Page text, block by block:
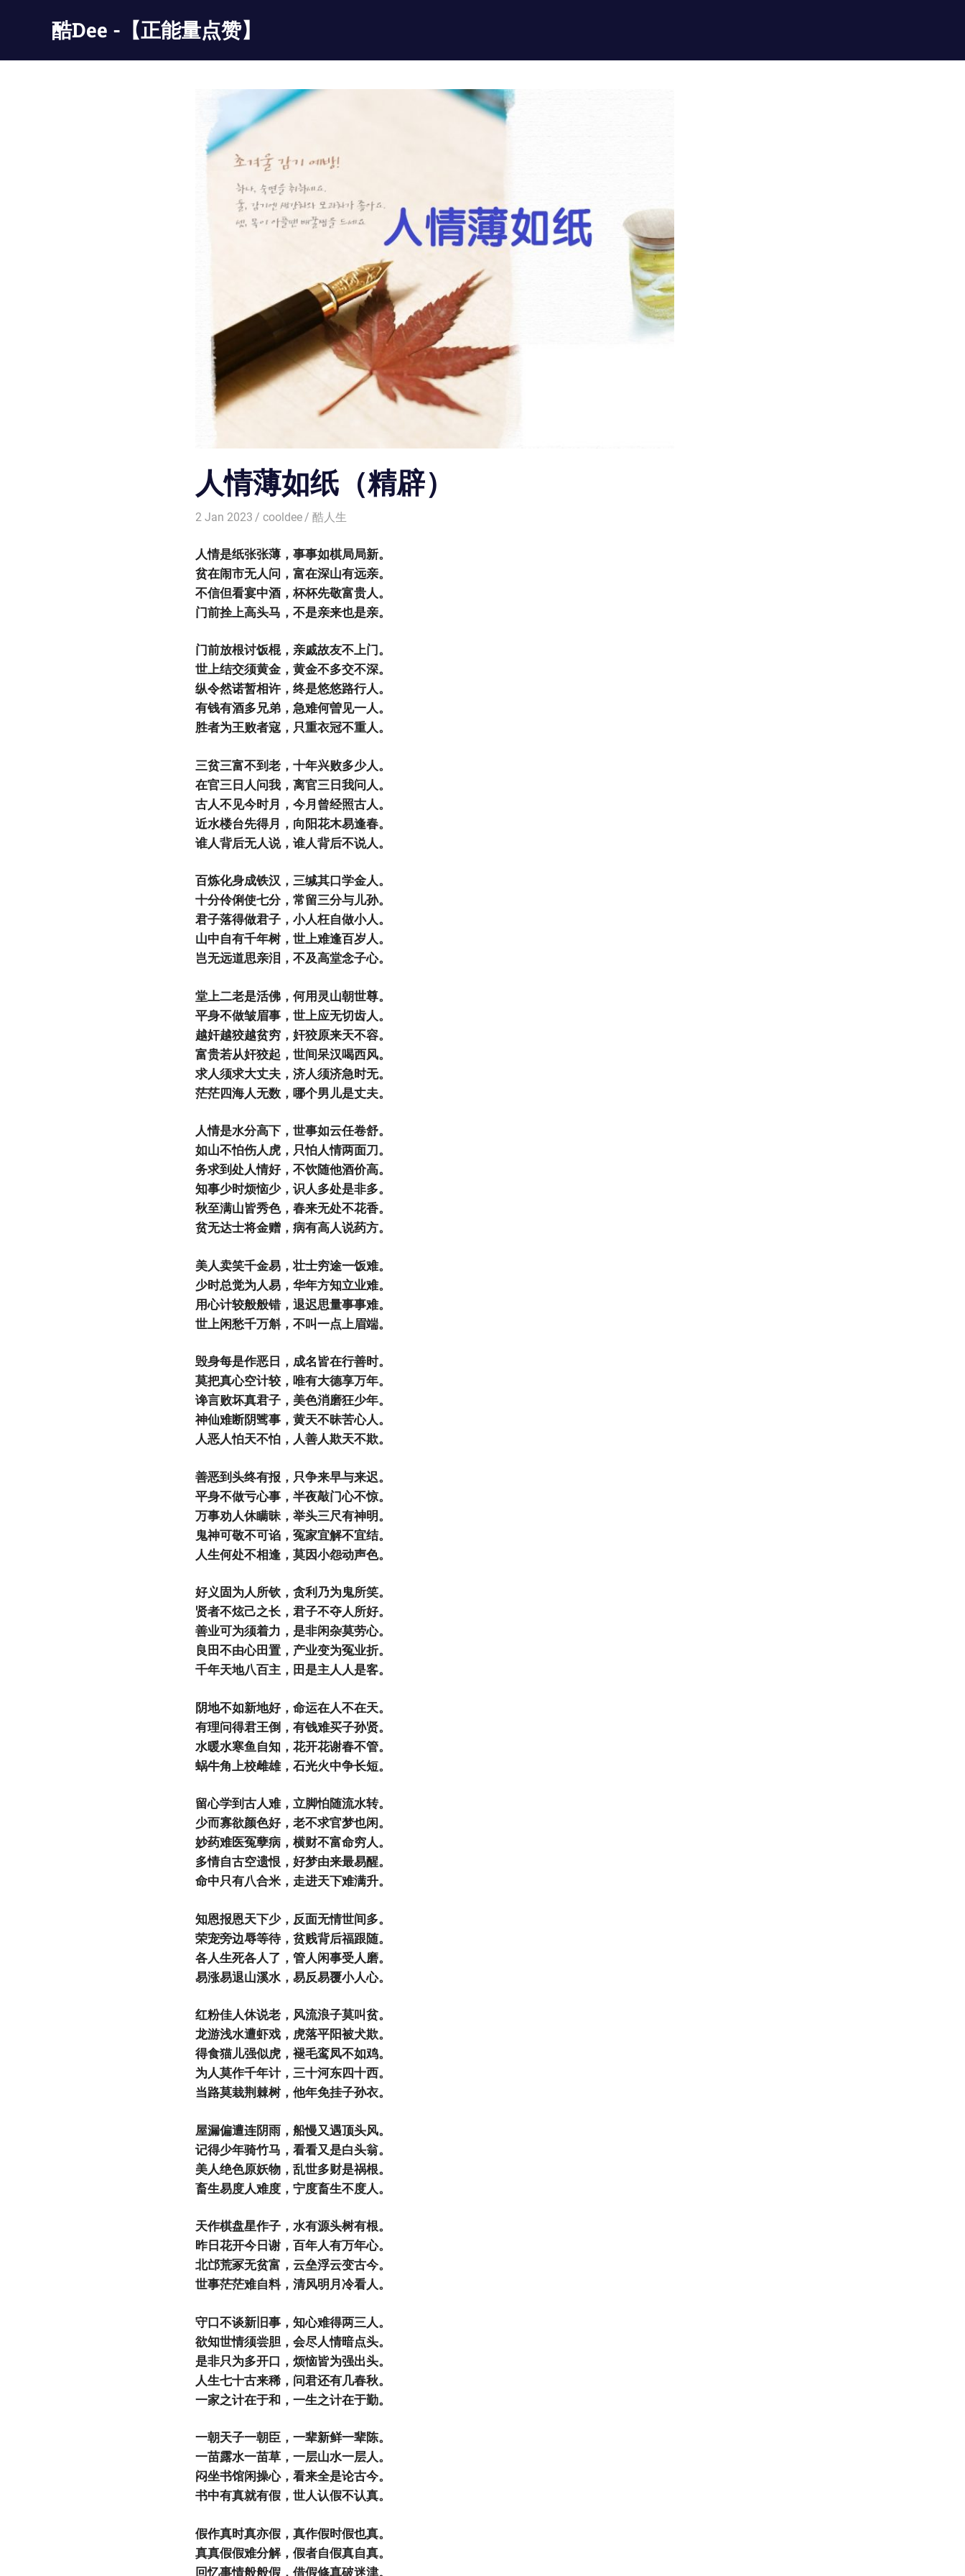
酷Dee -【正能量点赞】
人情薄如纸（精辟）
2 Jan 2023 cooldee 酷人生
人情是纸张张薄，事事如棋局局新。
贫在闹市无人问，富在深山有远亲。
不信但看宴中酒，杯杯先敬富贵人。
门前拴上高头马，不是亲来也是亲。
门前放根讨饭棍，亲戚故友不上门。
世上结交须黄金，黄金不多交不深。
纵令然诺暂相许，终是悠悠路行人。
有钱有酒多兄弟，急难何曽见一人。
胜者为王败者寇，只重衣冠不重人。
三贫三富不到老，十年兴败多少人。
在官三日人问我，离官三日我问人。
古人不见今时月，今月曾经照古人。
近水楼台先得月，向阳花木易逢春。
谁人背后无人说，谁人背后不说人。
百炼化身成铁汉，三缄其口学金人。
十分伶俐使七分，常留三分与儿孙。
君子落得做君子，小人枉自做小人。
山中自有千年树，世上难逢百岁人。
岂无远道思亲泪，不及高堂念子心。
堂上二老是活佛，何用灵山朝世尊。
平身不做皱眉事，世上应无切齿人。
越奸越狡越贫穷，奸狡原来天不容。
富贵若从奸狡起，世间呆汉喝西风。
求人须求大丈夫，济人须济急时无。
茫茫四海人无数，哪个男儿是丈夫。
人情是水分高下，世事如云任卷舒。
如山不怕伤人虎，只怕人情两面刀。
务求到处人情好，不饮随他酒价高。
知事少时烦恼少，识人多处是非多。
秋至满山皆秀色，春来无处不花香。
贫无达士将金赠，病有高人说药方。
美人卖笑千金易，壮士穷途一饭难。
少时总觉为人易，华年方知立业难。
用心计较般般错，退迟思量事事难。
世上闲愁千万斛，不叫一点上眉端。
毁身每是作恶日，成名皆在行善时。
莫把真心空计较，唯有大德享万年。
谗言败坏真君子，美色消磨狂少年。
神仙难断阴骘事，黄天不昧苦心人。
人恶人怕天不怕，人善人欺天不欺。
善恶到头终有报，只争来早与来迟。
平身不做亏心事，半夜敲门心不惊。
万事劝人休瞒昧，举头三尺有神明。
鬼神可敬不可谄，冤家宜解不宜结。
人生何处不相逢，莫因小怨动声色。
好义固为人所钦，贪利乃为鬼所笑。
贤者不炫己之长，君子不夺人所好。
善业可为须着力，是非闲杂莫劳心。
良田不由心田置，产业变为冤业折。
千年天地八百主，田是主人人是客。
阴地不如新地好，命运在人不在天。
有理问得君王倒，有钱难买子孙贤。
水暖水寒鱼自知，花开花谢春不管。
蜗牛角上校雌雄，石光火中争长短。
留心学到古人难，立脚怕随流水转。
少而寡欲颜色好，老不求官梦也闲。
妙药难医冤孽病，横财不富命穷人。
多情自古空遗恨，好梦由来最易醒。
命中只有八合米，走进天下难满升。
知恩报恩天下少，反面无情世间多。
荣宠旁边辱等待，贫贱背后福跟随。
各人生死各人了，管人闲事受人磨。
易涨易退山溪水，易反易覆小人心。
红粉佳人休说老，风流浪子莫叫贫。
龙游浅水遭虾戏，虎落平阳被犬欺。
得食猫儿强似虎，褪毛鸾凤不如鸡。
为人莫作千年计，三十河东四十西。
当路莫栽荆棘树，他年免挂子孙衣。
屋漏偏遭连阴雨，船慢又遇顶头风。
记得少年骑竹马，看看又是白头翁。
美人绝色原妖物，乱世多财是祸根。
畜生易度人难度，宁度畜生不度人。
天作棋盘星作子，水有源头树有根。
昨日花开今日谢，百年人有万年心。
北邙荒冢无贫富，云垒浮云变古今。
世事茫茫难自料，清风明月冷看人。
守口不谈新旧事，知心难得两三人。
欲知世情须尝胆，会尽人情暗点头。
是非只为多开口，烦恼皆为强出头。
人生七十古来稀，问君还有几春秋。
一家之计在于和，一生之计在于勤。
一朝天子一朝臣，一辈新鲜一辈陈。
一苗露水一苗草，一层山水一层人。
闷坐书馆闲操心，看来全是论古今。
书中有真就有假，世人认假不认真。
假作真时真亦假，真作假时假也真。
真真假假难分解，假者自假真自真。
回忆事情般般假，借假修真破迷津。